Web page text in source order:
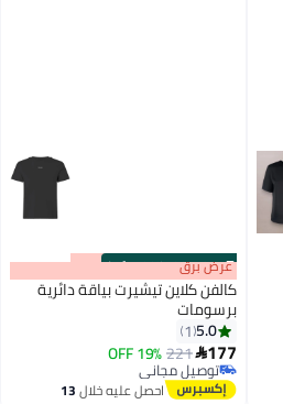
00m:00s
·
100% Left عرض برق
كالفن كلاين تيشيرت بياقة دائرية
برسومات
5.0
1
177
221
19% OFF
توصيل مجاني
توصيل مجانياحصل عليه خلال13